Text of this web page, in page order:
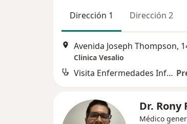
Dirección 1
Dirección 2
Clinica Vesalio
Visita Enfermedades Infecciosas y Tropicales
Dr. Rony
Médico